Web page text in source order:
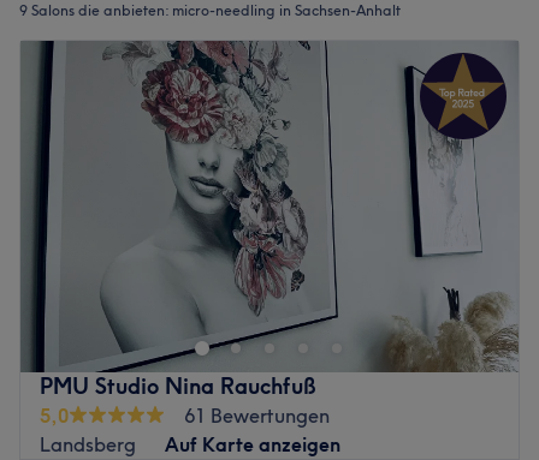
9 Salons die anbieten: micro-needling in Sachsen-Anhalt
PMU Studio Nina Rauchfuß
5,0
61 Bewertungen
Landsberg
Auf Karte anzeigen